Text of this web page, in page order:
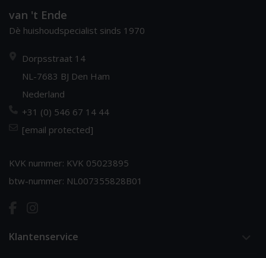
van 't Ende
Dè huishoudspecialist sinds 1970
Dorpsstraat 14
NL-7683 BJ Den Ham
Nederland
+31 (0) 546 67 14 44
[email protected]
KVK nummer: KVK 05023895
btw-nummer: NL007355828B01
Klantenservice